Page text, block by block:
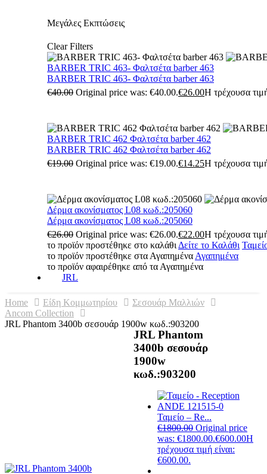
Μεγάλες Εκπτώσεις
Clear Filters
BARBER TRIC 463- Φαλτσέτα barber 463
BARBER TRIC 463- Φαλτσέτα barber 463
€40.00 Original price was: €40.00.€26.00Η τρέχουσα
BARBER TRIC 462 Φαλτσέτα barber 462
BARBER TRIC 462 Φαλτσέτα barber 462
€19.00 Original price was: €19.00.€14.25Η τρέχουσα
Δέρμα ακονίσματος L08 κωδ.:205060
Δέρμα ακονίσματος L08 κωδ.:205060
€26.00 Original price was: €26.00.€22.00Η τρέχουσα
το προϊόν προστέθηκε στο καλάθι Δείτε το Καλάθι
το προϊόν προστέθηκε στα Αγαπημένα Αγαπημένα
το προϊόν αφαιρέθηκε από τα Αγαπημένα
JRL
Home Είδη Κομμωτηρίου
Σεσουάρ Μαλλιών
Ancom Collection
JRL Phantom 3400b σεσουάρ 1900w κωδ.:903200
JRL Phantom
3400b σεσουάρ
1900w
κωδ.:903200
Ταμείο – Re...
€1800.00 Original price
was: €1800.00.€600.00Η
τρέχουσα τιμή είναι:
€600.00.